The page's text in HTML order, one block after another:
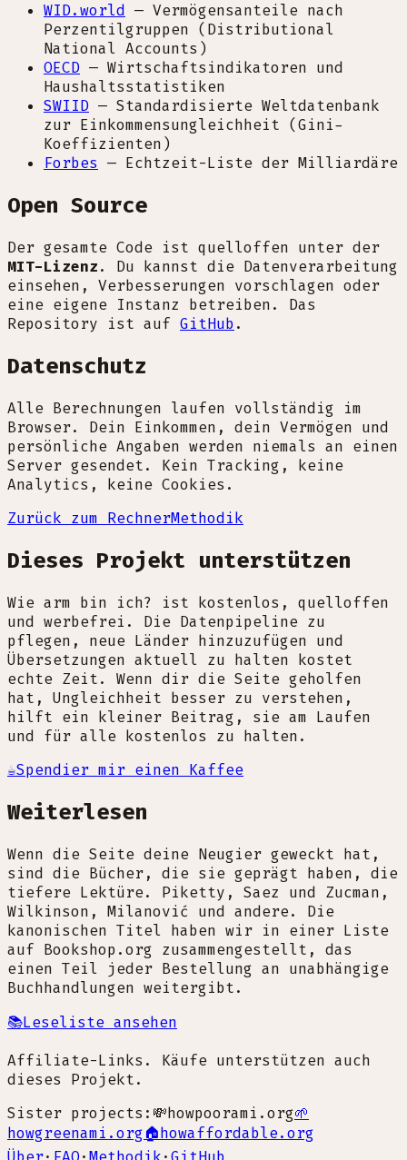
WID.world — Vermögensanteile nach
Perzentilgruppen (Distributional
National Accounts)
OECD — Wirtschaftsindikatoren und
Haushaltsstatistiken
SWIID — Standardisierte Weltdatenbank
zur Einkommensungleichheit (Gini-
Koeffizienten)
Forbes — Echtzeit-Liste der Milliardäre
Open Source
Der gesamte Code ist quelloffen unter der
MIT-Lizenz. Du kannst die Datenverarbeitung
einsehen, Verbesserungen vorschlagen oder
eine eigene Instanz betreiben. Das
Repository ist auf GitHub.
Datenschutz
Alle Berechnungen laufen vollständig im
Browser. Dein Einkommen, dein Vermögen und
persönliche Angaben werden niemals an einen
Server gesendet. Kein Tracking, keine
Analytics, keine Cookies.
Zurück zum RechnerMethodik
Dieses Projekt unterstützen
Wie arm bin ich? ist kostenlos, quelloffen
und werbefrei. Die Datenpipeline zu
pflegen, neue Länder hinzuzufügen und
Übersetzungen aktuell zu halten kostet
echte Zeit. Wenn dir die Seite geholfen
hat, Ungleichheit besser zu verstehen,
hilft ein kleiner Beitrag, sie am Laufen
und für alle kostenlos zu halten.
☕Spendier mir einen Kaffee
Weiterlesen
Wenn die Seite deine Neugier geweckt hat,
sind die Bücher, die sie geprägt haben, die
tiefere Lektüre. Piketty, Saez und Zucman,
Wilkinson, Milanović und andere. Die
kanonischen Titel haben wir in einer Liste
auf Bookshop.org zusammengestellt, das
einen Teil jeder Bestellung an unabhängige
Buchhandlungen weitergibt.
📚Leseliste ansehen
Affiliate-Links. Käufe unterstützen auch
dieses Projekt.
Sister projects: 💸howpoorami.org🌱
howgreenami.org🏠howaffordable.org